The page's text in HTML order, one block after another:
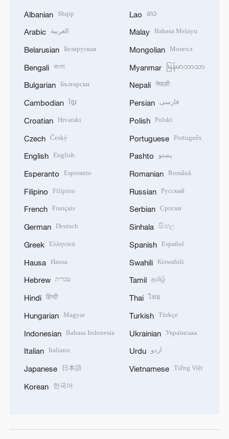
Albanian Shqip
Arabic العربية
Belarusian Беларуская
Bengali বাংলা
Bulgarian Български
Cambodian ខ្មែរ
Croatian Hrvatski
Czech Český
English English
Esperanto Esperanto
Filipino Filipino
French Français
German Deutsch
Greek Ελληνικά
Hausa Hausa
Hebrew עברית
Hindi हिन्दी
Hungarian Magyar
Indonesian Bahasa Indonesia
Italian Italiano
Japanese 日本語
Korean 한국어
Lao ລາວ
Malay Bahasa Melayu
Mongolian Монгол
Myanmar မြန်မာဘာသာ
Nepali नेपाली
Persian فارسی
Polish Polski
Portuguese Português
Pashto پښتو
Romanian Română
Russian Русский
Serbian Српски
Sinhala සිංහල
Spanish Español
Swahili Kiswahili
Tamil தமிழ்
Thai ไทย
Turkish Türkçe
Ukrainian Українська
Urdu اردو
Vietnamese Tiếng Việt